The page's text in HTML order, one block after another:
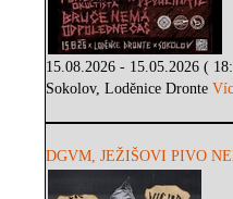
15.08.2026 - 15.05.2026 (
Sokolov, Loděnice Dronte
DGVM, JEŽIŠOVI PIVO